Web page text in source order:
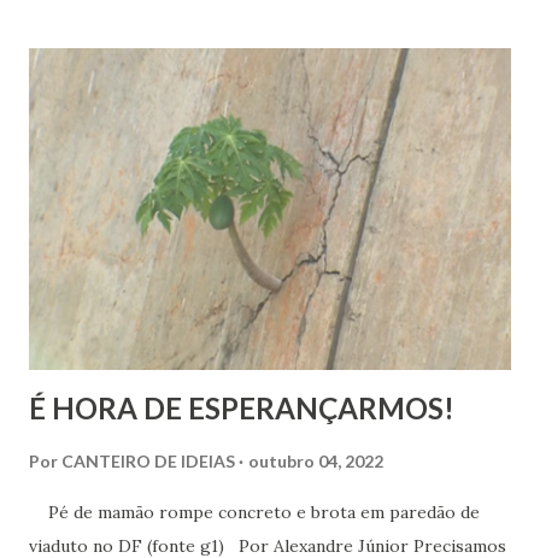
Ao dizer que deixar o ambiente evangélico não significou
abandonar Deus, mas sim se libertar de uma prisão, ela
expõe algo que muita gente vive: a busca por uma
espiritualidade que faça sentido com quem a gente
realmente é.
É HORA DE ESPERANÇARMOS!
Por CANTEIRO DE IDEIAS outubro 04, 2022
Pé de mamão rompe concreto e brota em paredão de
viaduto no DF (fonte g1) Por Alexandre Júnior Precisamos